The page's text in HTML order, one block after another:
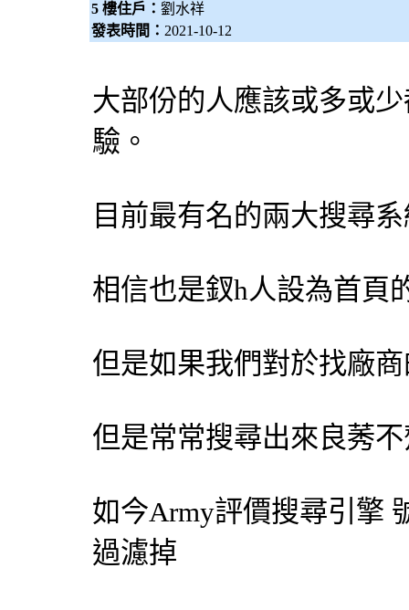
5 樓住戶： 劉水祥
發表時間： 2021-10-12
大部份的人應該或多或
驗。
目前最有名的兩大搜尋
相信也是釵h人設為首頁
但是如果我們對於找廠
但是常常搜尋出來良莠
如今Army評價搜尋引擎
過濾掉